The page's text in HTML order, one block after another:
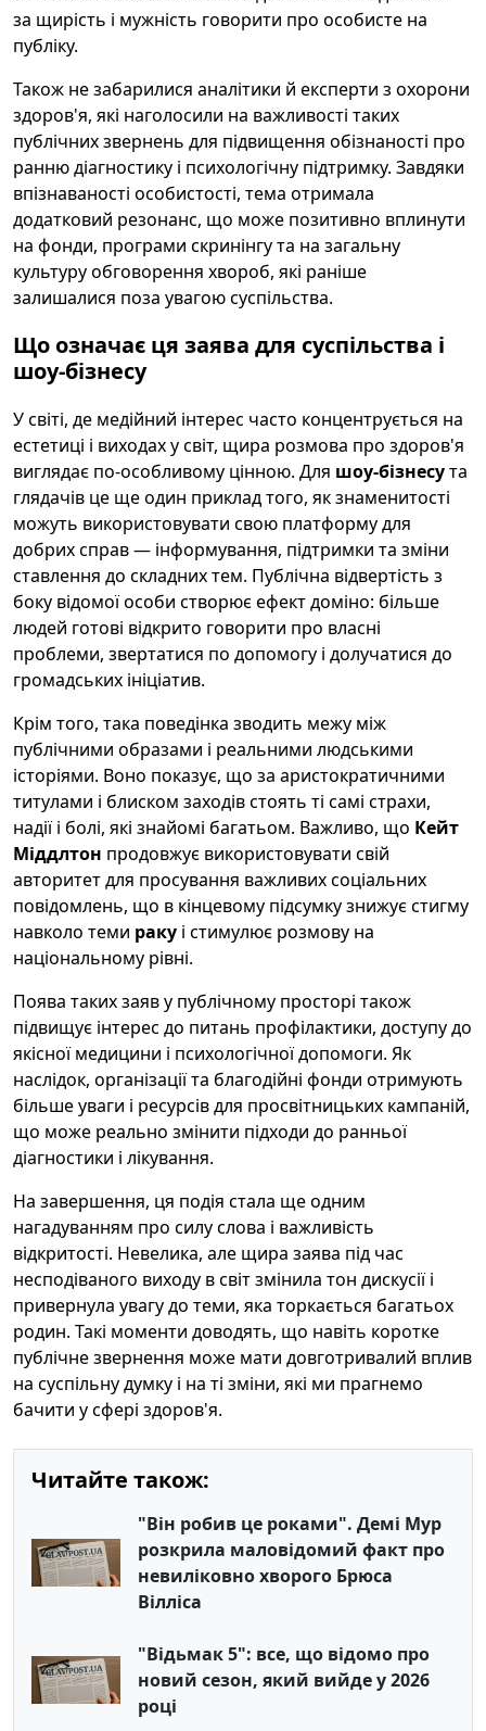
за щирість і мужність говорити про особисте на
публіку.
Також не забарилися аналітики й експерти з охорони
здоров'я, які наголосили на важливості таких
публічних звернень для підвищення обізнаності про
ранню діагностику і психологічну підтримку. Завдяки
впізнаваності особистості, тема отримала
додатковий резонанс, що може позитивно вплинути
на фонди, програми скринінгу та на загальну
культуру обговорення хвороб, які раніше
залишалися поза увагою суспільства.
Що означає ця заява для суспільства і
шоу-бізнесу
У світі, де медійний інтерес часто концентрується на
естетиці і виходах у світ, щира розмова про здоров'я
виглядає по-особливому цінною. Для шоу-бізнесута
глядачів це ще один приклад того, як знаменитості
можуть використовувати свою платформу для
добрих справ — інформування, підтримки та зміни
ставлення до складних тем. Публічна відвертість з
боку відомої особи створює ефект доміно: більше
людей готові відкрито говорити про власні
проблеми, звертатися по допомогу і долучатися до
громадських ініціатив.
Крім того, така поведінка зводить межу між
публічними образами і реальними людськими
історіями. Воно показує, що за аристократичними
титулами і блиском заходів стоять ті самі страхи,
надії і болі, які знайомі багатьом. Важливо, що Кейт
Міддлтон продовжує використовувати свій
авторитет для просування важливих соціальних
повідомлень, що в кінцевому підсумку знижує стигму
навколо теми раку і стимулює розмову на
національному рівні.
Поява таких заяв у публічному просторі також
підвищує інтерес до питань профілактики, доступу до
якісної медицини і психологічної допомоги. Як
наслідок, організації та благодійні фонди отримують
більше уваги і ресурсів для просвітницьких кампаній,
що може реально змінити підходи до ранньої
діагностики і лікування.
На завершення, ця подія стала ще одним
нагадуванням про силу слова і важливість
відкритості. Невелика, але щира заява під час
несподіваного виходу в світ змінила тон дискусії і
привернула увагу до теми, яка торкається багатьох
родин. Такі моменти доводять, що навіть коротке
публічне звернення може мати довготривалий вплив
на суспільну думку і на ті зміни, які ми прагнемо
бачити у сфері здоров'я.
Читайте також:
"Він робив це роками". Демі Мур
розкрила маловідомий факт про
невиліковно хворого Брюса
Вілліса
"Відьмак 5": все, що відомо про
новий сезон, який вийде у 2026
році